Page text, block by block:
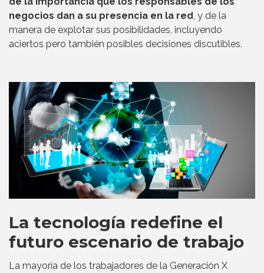
negocios dan a su presencia en la red, y de la
manera de explotar sus posibilidades, incluyendo
aciertos pero también posibles decisiones discutibles.
La tecnología redefine el
futuro escenario de trabajo
La mayoría de los trabajadores de la Generación X